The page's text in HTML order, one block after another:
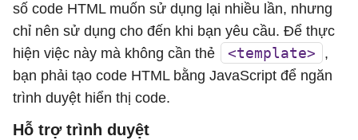
số code HTML muốn sử dụng lại nhiều lần, nhưng
chỉ nên sử dụng cho đến khi bạn yêu cầu. Để thực
hiện việc này mà không cần thẻ
<template>
,
bạn phải tạo code HTML bằng JavaScript để ngăn
trình duyệt hiển thị code.
Hỗ trợ trình duyệt